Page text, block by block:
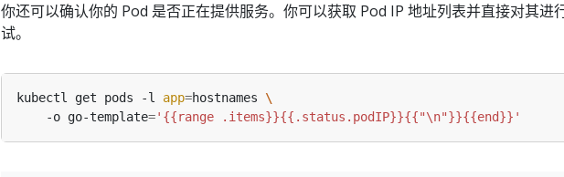
你还可以确认你的 Pod 是否正在提供服务。你可以获取 Pod IP 地址列表并直接对其进
试。
kubectl get pods -l app=hostnames
    -o go-template
='{{range .items}}{{.status.podIP}}{{"\n"}}{{end}}'